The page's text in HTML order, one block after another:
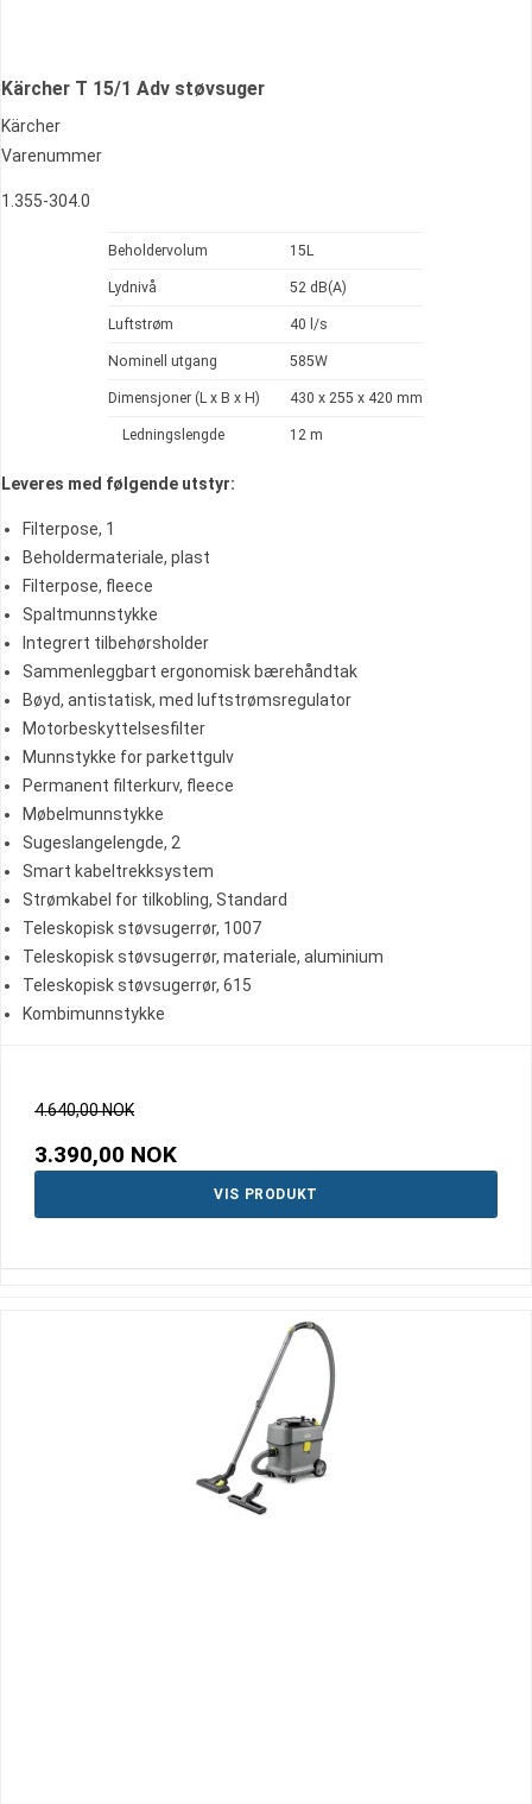
Kärcher T 15/1 Adv støvsuger
Kärcher
Varenummer
1.355-304.0
Beholdervolum 15L
Lydnivå 52 dB(A)
Luftstrøm 40 l/s
Nominell utgang 585W
Dimensjoner (L x B x H) 430 x 255 x 420 mm
Ledningslengde 12 m
Leveres med følgende utstyr:
Filterpose, 1
Beholdermateriale, plast
Filterpose, fleece
Spaltmunnstykke
Integrert tilbehørsholder
Sammenleggbart ergonomisk bærehåndtak
Bøyd, antistatisk, med luftstrømsregulator
Motorbeskyttelsesfilter
Munnstykke for parkettgulv
Permanent filterkurv, fleece
Møbelmunnstykke
Sugeslangelengde, 2
Smart kabeltrekksystem
Strømkabel for tilkobling, Standard
Teleskopisk støvsugerrør, 1007
Teleskopisk støvsugerrør, materiale, aluminium
Teleskopisk støvsugerrør, 615
Kombimunnstykke
4.640,00 NOK
3.390,00 NOK
VIS PRODUKT